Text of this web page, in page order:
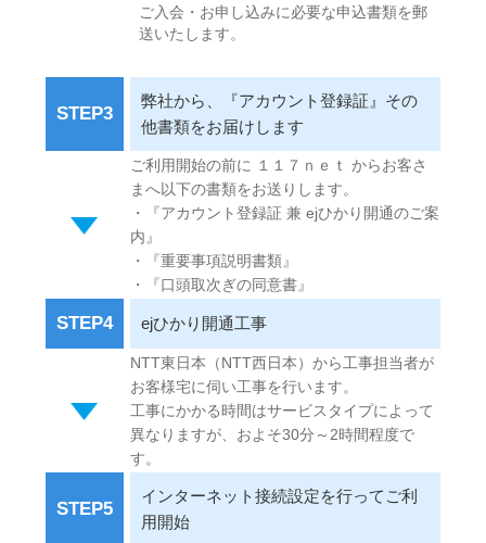
ご入会・お申し込みに必要な申込書類を郵
送いたします。
STEP3
弊社から、『アカウント登録証』その
他書類をお届けします
ご利用開始の前に １１７ｎｅｔ からお客さ
まへ以下の書類をお送りします。
・『アカウント登録証 兼 ejひかり開通のご案
内』
・『重要事項説明書類』
・『口頭取次ぎの同意書』
STEP4 ejひかり開通工事
NTT東日本（NTT西日本）から工事担当者が
お客様宅に伺い工事を行います。
工事にかかる時間はサービスタイプによって
異なりますが、およそ30分～2時間程度で
す。
STEP5
インターネット接続設定を行ってご利
用開始